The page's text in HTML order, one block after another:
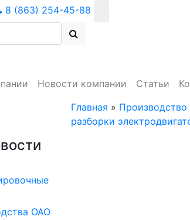
8 (863) 254-45-88
Новости компании Статьи
ОАО
Главная »
разборки